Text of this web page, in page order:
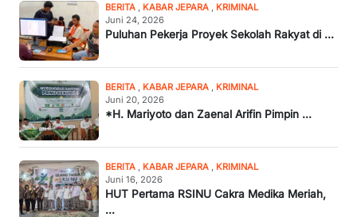
BERITA KABAR JEPARA
KRIMINAL
Juni 24, 2026
Puluhan Pekerja Proyek Sekolah Rakyat di ...
BERITA KABAR JEPARA
KRIMINAL
Juni 20, 2026
*H. Mariyoto dan Zaenal Arifin Pimpin ...
BERITA KABAR JEPARA
KRIMINAL
Juni 16, 2026
HUT Pertama RSINU Cakra Medika Meriah,
...